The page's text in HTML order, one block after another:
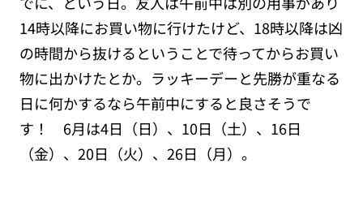
14時以降にお買い物に行けたけど、18時以降は凶
の時間から抜けるということで待ってからお買い
物に出かけたとか。ラッキーデーと先勝が重なる
日に何かするなら午前中にすると良さそうで
す！ 6月は4日（日）、10日（土）、16日
（金）、20日（火）、26日（月）。